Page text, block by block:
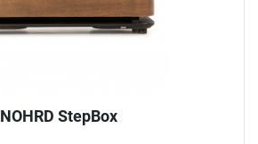
NOHRD StepBox